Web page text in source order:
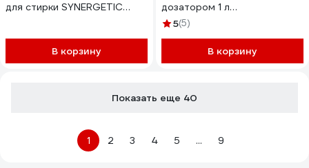
для стирки SYNERGETIC
В корзину
дозатором 1 л
4903720020067
5(5)
В корзину
Показать еще 40
1 2 3 4 5 ... 9